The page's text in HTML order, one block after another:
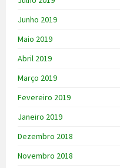
Junho 2019
Maio 2019
Abril 2019
Março 2019
Fevereiro 2019
Janeiro 2019
Dezembro 2018
Novembro 2018